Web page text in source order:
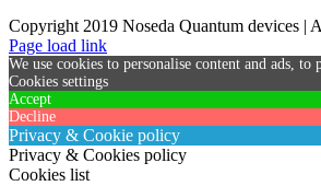
Copyright 2019 Noseda Quantum devices |
Page load link
We use cookies to personalise content and ads,
Cookies settings
Accept
Decline
Privacy & Cookie policy
Privacy & Cookies policy
Cookies list